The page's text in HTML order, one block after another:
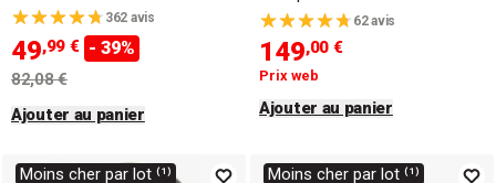
362 avis
49,99 € - 39%
82,08 €
Ajouter au panier
62 avis
149,00 €
Prix web
Ajouter au panier
Moins cher par lot ⁽¹⁾ Moins cher par lot ⁽¹⁾